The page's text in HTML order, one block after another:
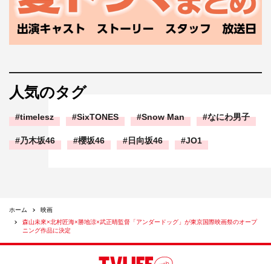
人気のタグ
timelesz SixTONES Snow Man なにわ男子
乃木坂46 櫻坂46 日向坂46 JO1
ホーム
映画
森山未來×北村匠海×勝地涼×武正晴監督「アンダードッグ」が東京国際映画祭のオープ
ニング作品に決定